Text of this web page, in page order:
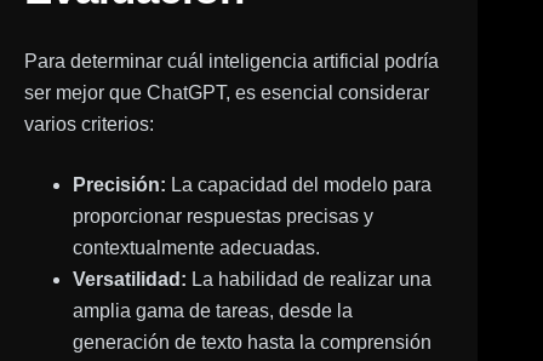
Para determinar cuál inteligencia artificial podría
ser mejor que ChatGPT, es esencial considerar
varios criterios:
Precisión: La capacidad del modelo para
proporcionar respuestas precisas y
contextualmente adecuadas.
Versatilidad: La habilidad de realizar una
amplia gama de tareas, desde la
generación de texto hasta la comprensión